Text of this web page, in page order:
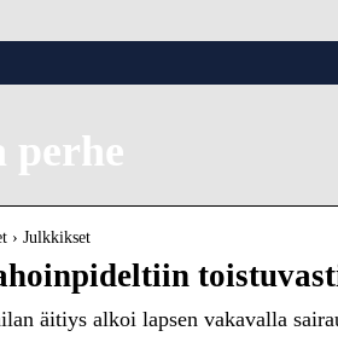
perhe
› Julkkikset
äitiys alkoi lapsen vakavalla